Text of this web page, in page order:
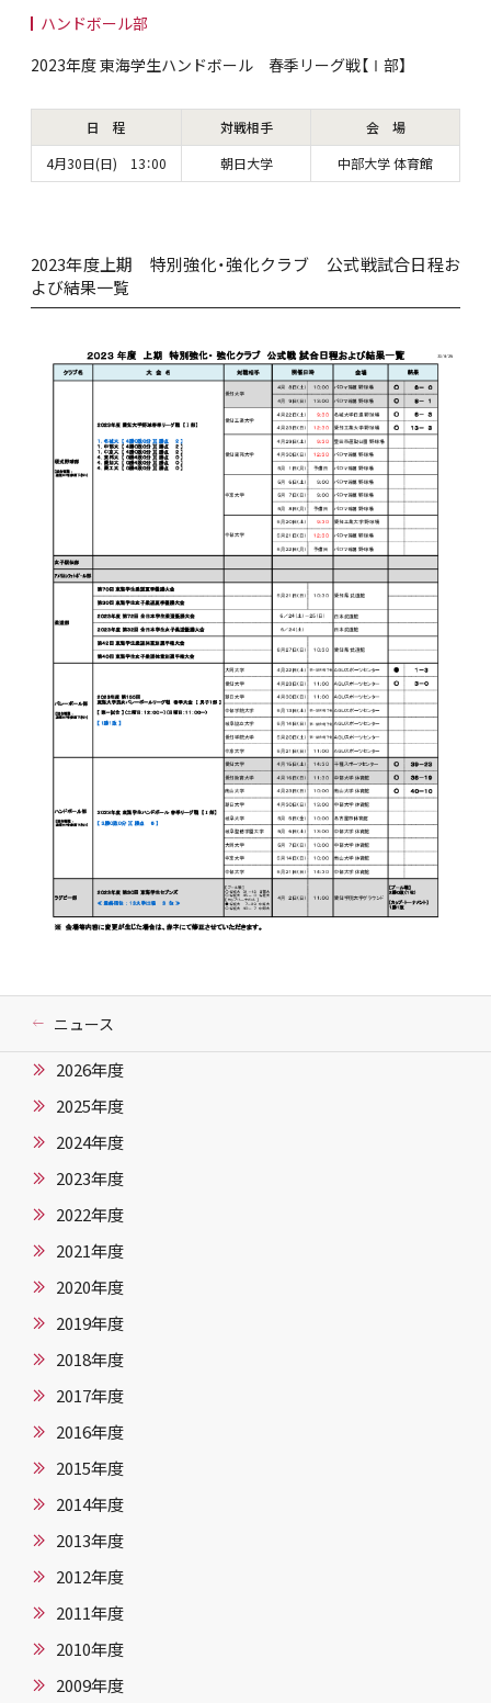
ハンドボール部
2023年度 東海学生ハンドボール 春季リーグ戦【Ⅰ部】
日 程 対戦相手
会 場
4月30日(日) 13：00
朝日大学 中部大学 体育館
2023年度上期 特別強化・強化クラブ 公式戦試合日程お
よび結果一覧
ニュース
2026年度
2025年度
2024年度
2023年度
2022年度
2021年度
2020年度
2019年度
2018年度
2017年度
2016年度
2015年度
2014年度
2013年度
2012年度
2011年度
2010年度
2009年度